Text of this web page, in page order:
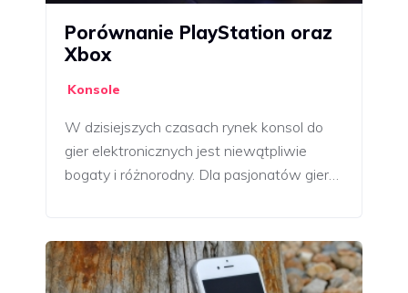
Porównanie PlayStation oraz
Xbox
Konsole
W dzisiejszych czasach rynek konsol do
gier elektronicznych jest niewątpliwie
bogaty i różnorodny. Dla pasjonatów gier…